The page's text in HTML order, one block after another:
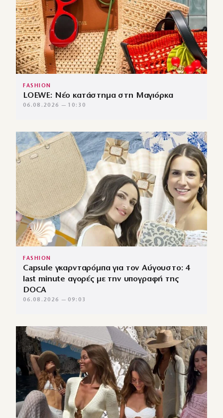
FASHION
LOEWE: Νέο κατάστημα στη Μαγιόρκα
06.08.2026 — 10:30
FASHION
Capsule γκαρνταρόμπα για τον Αύγουστο: 4
last minute αγορές με την υπογραφή της
DOCA
06.08.2026 — 09:03